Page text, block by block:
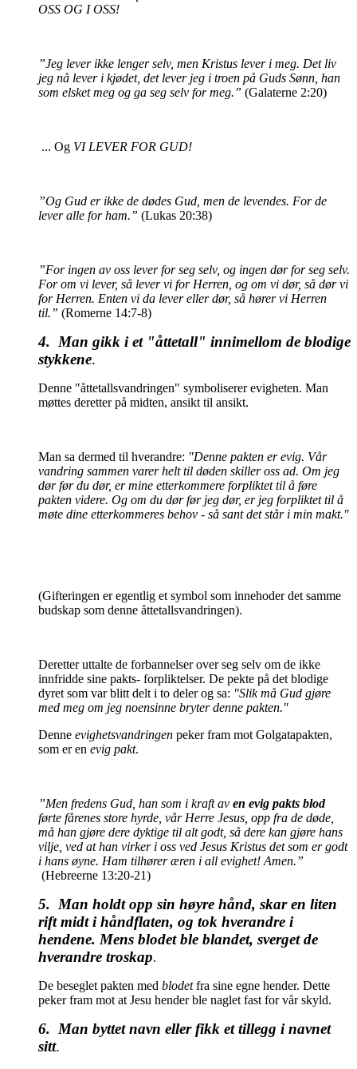
OSS OG I OSS!
”Jeg lever ikke lenger selv, men Kristus lever i meg. Det liv
jeg nå lever i kjødet, det lever jeg i troen på Guds Sønn, han
som elsket meg og ga seg selv for meg.” (Galaterne 2:20)
... Og VI LEVER FOR GUD!
”Og Gud er ikke de dødes Gud, men de levendes. For de
lever alle for ham.” (Lukas 20:38)
”For ingen av oss lever for seg selv, og ingen dør for seg selv.
For om vi lever, så lever vi for Herren, og om vi dør, så dør vi
for Herren. Enten vi da lever eller dør, så hører vi Herren
til.” (Romerne 14:7-8)
4. Man gikk i et "åttetall" innimellom de blodige
stykkene.
Denne "åttetallsvandringen" symboliserer evigheten. Man
møttes deretter på midten, ansikt til ansikt.
Man sa dermed til hverandre: "Denne pakten er evig. Vår
vandring sammen varer helt til døden skiller oss ad. Om jeg
dør før du dør, er mine etterkommere forpliktet til å føre
pakten videre. Og om du dør før jeg dør, er jeg forpliktet til å
møte dine etterkommeres behov - så sant det står i min makt."
(Gifteringen er egentlig et symbol som innehoder det samme
budskap som denne åttetallsvandringen).
Deretter uttalte de forbannelser over seg selv om de ikke
innfridde sine pakts- forpliktelser. De pekte på det blodige
dyret som var blitt delt i to deler og sa: "Slik må Gud gjøre
med meg om jeg noensinne bryter denne pakten."
Denne evighetsvandringen peker fram mot Golgatapakten,
som er en evig pakt.
”Men fredens Gud, han som i kraft av en evig pakts blod
førte fårenes store hyrde, vår Herre Jesus, opp fra de døde,
må han gjøre dere dyktige til alt godt, så dere kan gjøre hans
vilje, ved at han virker i oss ved Jesus Kristus det som er godt
i hans øyne. Ham tilhører æren i all evighet! Amen.”
(Hebreerne 13:20-21)
5. Man holdt opp sin høyre hånd, skar en liten
rift midt i håndflaten, og tok hverandre i
hendene. Mens blodet ble blandet, sverget de
hverandre troskap.
De beseglet pakten med blodetfra sine egne hender. Dette
peker fram mot at Jesu hender ble naglet fast for vår skyld.
6. Man byttet navn eller fikk et tillegg i navnet
sitt.